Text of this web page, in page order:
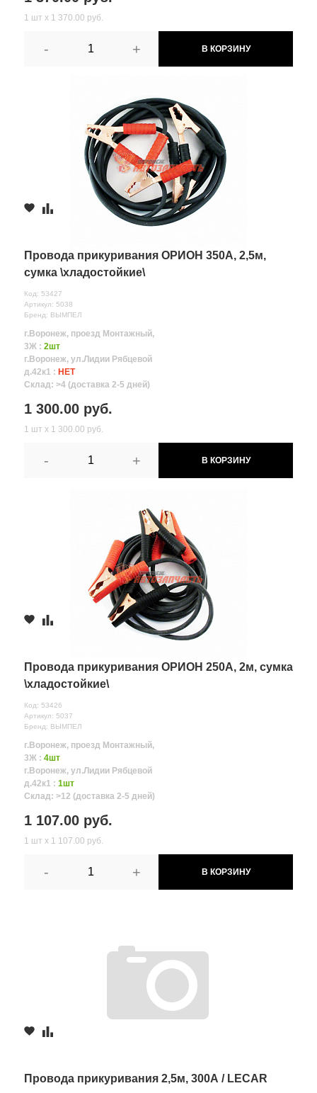
1 шт х 1 370.00 руб.
- + В КОРЗИНУ
Провода прикуривания ОРИОН 350А, 2,5м,
сумка \хладостойкие\
Код: 53427
Артикул: 5038
Бренд: ВЫМПЕЛ
г.Воронеж, проезд Монтажный,
3Ж : 2шт
г.Воронеж, ул.Лидии Рябцевой
д.42к1 : НЕТ
Склад: >4 (доставка 2-5 дней)
1 300.00 руб.
1 шт х 1 300.00 руб.
- + В КОРЗИНУ
Провода прикуривания ОРИОН 250А, 2м, сумка
\хладостойкие\
Код: 53426
Артикул: 5037
Бренд: ВЫМПЕЛ
г.Воронеж, проезд Монтажный,
3Ж : 4шт
г.Воронеж, ул.Лидии Рябцевой
д.42к1 : 1шт
Склад: >12 (доставка 2-5 дней)
1 107.00 руб.
1 шт х 1 107.00 руб.
- + В КОРЗИНУ
Провода прикуривания 2,5м, 300А / LECAR